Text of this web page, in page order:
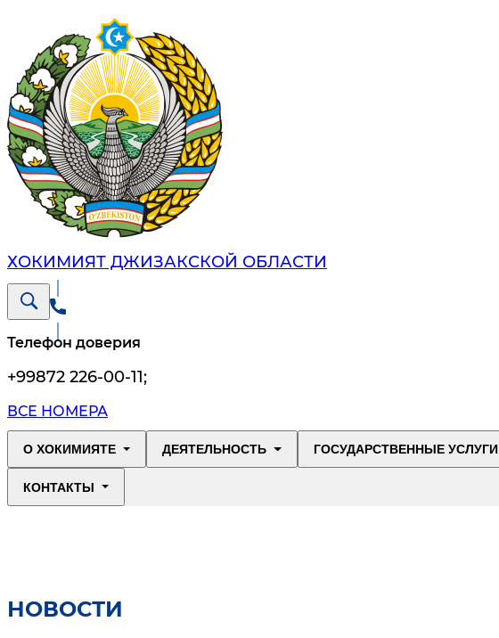
ХОКИМИЯТ ДЖИЗАКСКОЙ ОБЛАСТИ
Телефон доверия
+99872 226-00-11;
ВСЕ НОМЕРА
О ХОКИМИЯТЕ ДЕЯТЕЛЬНОСТЬ ГОСУДАРСТВЕННЫЕ УСЛУГИ
КОНТАКТЫ
НОВОСТИ